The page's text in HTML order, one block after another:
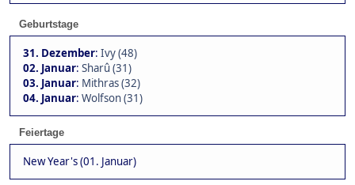
Geburtstage
31. Dezember: Ivy (48)
02. Januar: Sharû (31)
03. Januar: Mithras (32)
04. Januar: Wolfson (31)
Feiertage
New Year's (01. Januar)